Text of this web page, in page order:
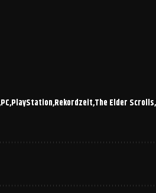
PC PlayStation Rekordzeit The Elder Scrolls